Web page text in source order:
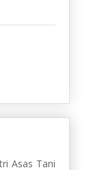
Asas Tani